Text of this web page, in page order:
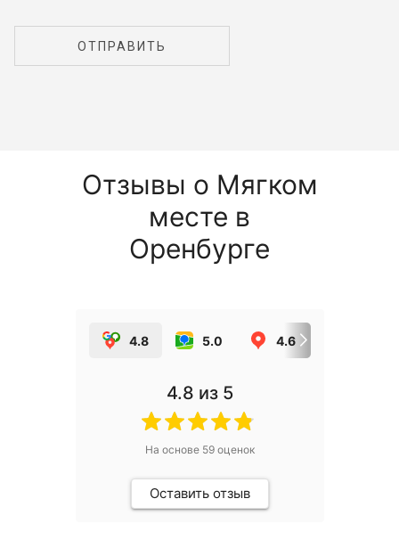
ОТПРАВИТЬ
Отзывы о Мягком
месте в
Оренбурге
4.8 5.0 4.6
4.8 из 5
На основе 59оценок
Оставить отзыв